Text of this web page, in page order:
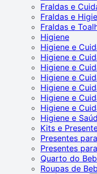
Fraldas e
Fraldas e
Fraldas e
Higiene
Higiene e
Higiene e
Higiene e
Higiene e
Higiene e
Higiene e
Higiene e
Higiene e
Kits e
Presentes
Presentes
Quarto do
Roupas de